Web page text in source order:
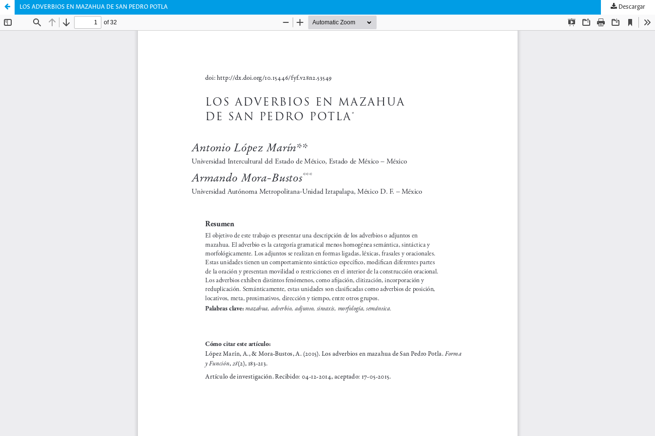
LOS ADVERBIOS EN MAZAHUA DE SAN PEDRO POTLA Descargar